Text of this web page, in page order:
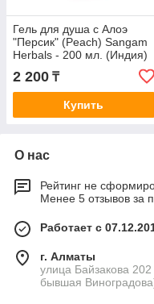
Гель для душа с Алоэ
"Персик" (Peach) Sangam
Herbals - 200 мл. (Индия)
2 200 ₸
Купить
О нас
Рейтинг не
Менее 5 отзывов за
Работает с
г. Алматы
улица Байзакова
бывшая